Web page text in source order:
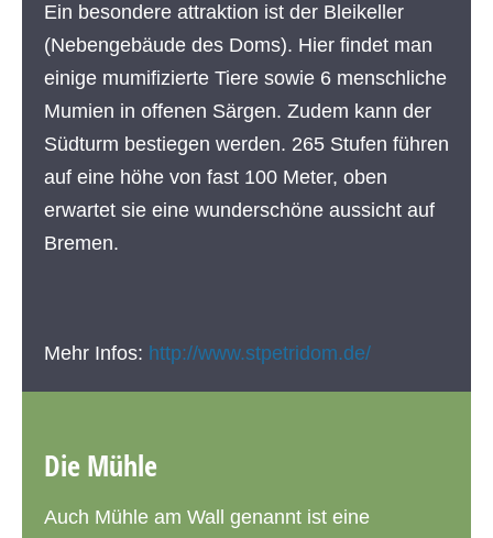
Ein besondere attraktion ist der Bleikeller
(Nebengebäude des Doms). Hier findet man
einige mumifizierte Tiere sowie 6 menschliche
Mumien in offenen Särgen. Zudem kann der
Südturm bestiegen werden. 265 Stufen führen
auf eine höhe von fast 100 Meter, oben
erwartet sie eine wunderschöne aussicht auf
Bremen.
Mehr Infos: http://www.stpetridom.de/
Die Mühle
Auch Mühle am Wall genannt ist eine